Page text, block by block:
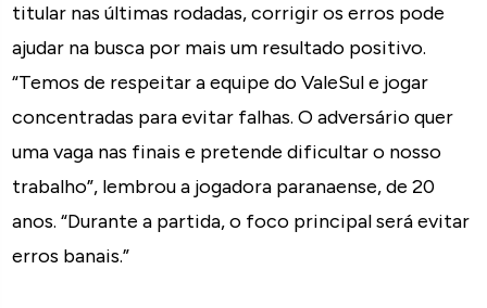
titular nas últimas rodadas, corrigir os erros pode
ajudar na busca por mais um resultado positivo.
“Temos de respeitar a equipe do ValeSul e jogar
concentradas para evitar falhas. O adversário quer
uma vaga nas finais e pretende dificultar o nosso
trabalho”, lembrou a jogadora paranaense, de 20
anos. “Durante a partida, o foco principal será evitar
erros banais.”